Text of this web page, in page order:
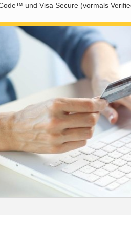
und Visa Secure (vormals